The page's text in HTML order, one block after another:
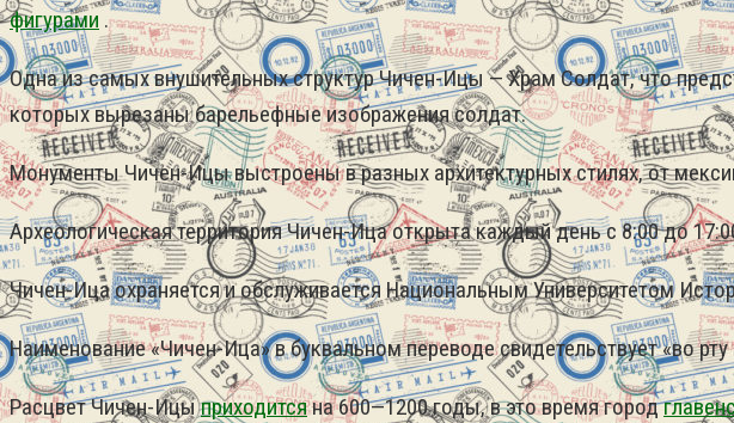
фигурами.
Одна из самых внушительных структур Чичен-Ицы — Храм Солдат, что
которых вырезаны барельефные изображения солдат.
Монументы Чичен-Ицы выстроены в разных архитектурных стилях, от
Археологическая территория Чичен-Ица открыта каждый день с 8:00 до
Чичен-Ица охраняется и обслуживается Национальным Университетом
Наименование «Чичен-Ица» в буквальном переводе свидетельствует «во
Расцвет Чичен-Ицыприходитсяна 600—1200 годы, в это время город